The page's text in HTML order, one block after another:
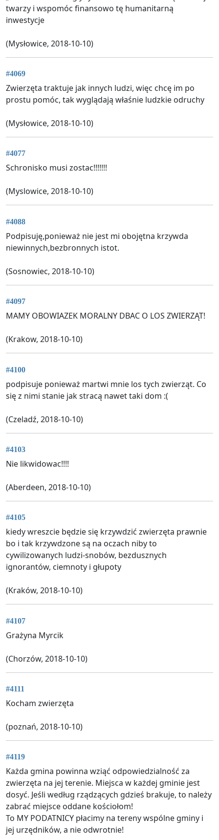
twarzy i wspomóc finansowo tę humanitarną
inwestycje
(Mysłowice, 2018-10-10)
#4069
Zwierzęta traktuje jak innych ludzi, więc chcę im po
prostu pomóc, tak wyglądają właśnie ludzkie odruchy
(Mysłowice, 2018-10-10)
#4077
Schronisko musi zostac!!!!!!!
(Myslowice, 2018-10-10)
#4088
Podpisuję,ponieważ nie jest mi obojętna krzywda
niewinnych,bezbronnych istot.
(Sosnowiec, 2018-10-10)
#4097
MAMY OBOWIAZEK MORALNY DBAC O LOS ZWIERZĄT!
(Krakow, 2018-10-10)
#4100
podpisuje ponieważ martwi mnie los tych zwierząt. Co
się z nimi stanie jak stracą nawet taki dom :(
(Czeladź, 2018-10-10)
#4103
Nie likwidowac!!!!
(Aberdeen, 2018-10-10)
#4105
kiedy wreszcie będzie się krzywdzić zwierzęta prawnie
bo i tak krzywdzone są na oczach niby to
cywilizowanych ludzi-snobów, bezdusznych
ignorantów, ciemnoty i głupoty
(Kraków, 2018-10-10)
#4107
Grażyna Myrcik
(Chorzów, 2018-10-10)
#4111
Kocham zwierzęta
(poznań, 2018-10-10)
#4119
Każda gmina powinna wziąć odpowiedzialność za
zwierzęta na jej terenie. Miejsca w każdej gminie jest
dosyć. Jeśli według rządzących gdzieś brakuje, to należy
zabrać miejsce oddane kościołom!
To MY PODATNICY płacimy na tereny wspólne gminy i
jej urzędników, a nie odwrotnie!